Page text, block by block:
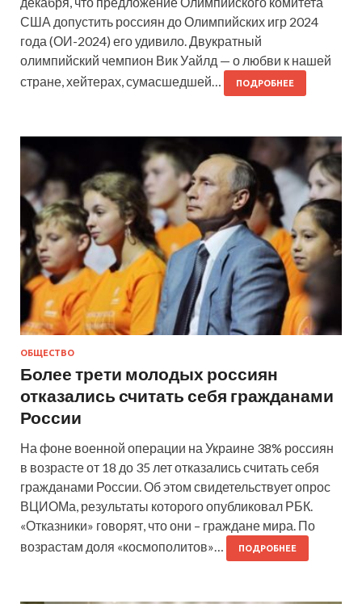
США допустить россиян до Олимпийских игр 2024
года (ОИ-2024) его удивило. Двукратный
олимпийский чемпион Вик Уайлд — о любви к нашей
стране, хейтерах, сумасшедшей…
ПОДРОБНЕЕ
ОБЩЕСТВО
Более трети молодых россиян
отказались считать себя гражданами
России
На фоне военной операции на Украине 38% россиян
в возрасте от 18 до 35 лет отказались считать себя
гражданами России. Об этом свидетельствует опрос
ВЦИОМа, результаты которого опубликовал РБК.
«Отказники» говорят, что они – граждане мира. По
возрастам доля «космополитов»…
ПОДРОБНЕЕ